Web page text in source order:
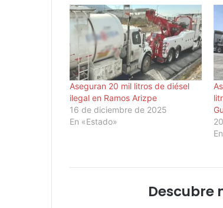
Aseguran 20 mil litros de diésel
ilegal en Ramos Arizpe
16 de diciembre de 2025
En «Estado»
Descubre